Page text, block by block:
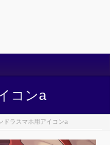
コンa
ドラスマホ用アイコンa